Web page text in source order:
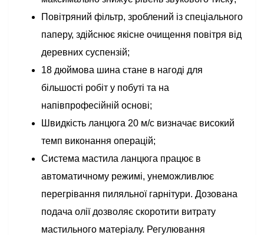
Повітряний фільтр, зроблений із спеціального
паперу, здійснює якісне очищення повітря від
деревних суспензій;
18 дюймова шина стане в нагоді для
більшості робіт у побуті та на
напівпрофесійній основі;
Швидкість ланцюга 20 м/с визначає високий
темп виконання операцій;
Система мастила ланцюга працює в
автоматичному режимі, унеможливлює
перегрівання пиляльної гарнітури. Дозована
подача олії дозволяє скоротити витрату
мастильного матеріалу. Регулювання